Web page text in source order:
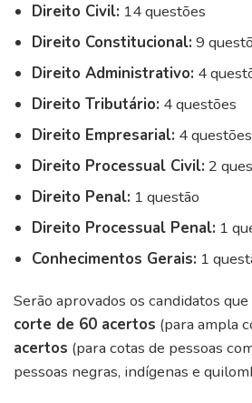
Direito Civil: 14 questões
Direito Constitucional: 9
Direito Administrativo: 4
Direito Tributário: 4 questões
Direito Empresarial: 4 questões
Direito Processual Civil: 2
Direito Penal: 1 questão
Direito Processual Penal: 1
Conhecimentos Gerais: 1
Serão aprovados os candidatos
corte de 60 acertos (para ampla
acertos (para cotas de pessoas
pessoas negras, indígenas e